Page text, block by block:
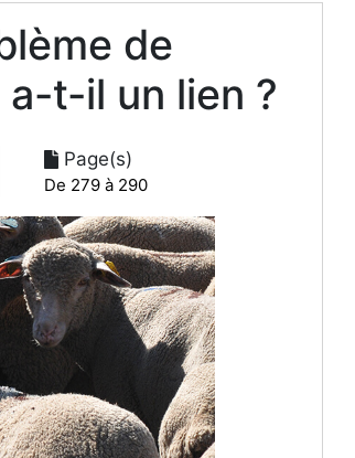
de
t-il un lien ?
Page(s)
De 279 à 290